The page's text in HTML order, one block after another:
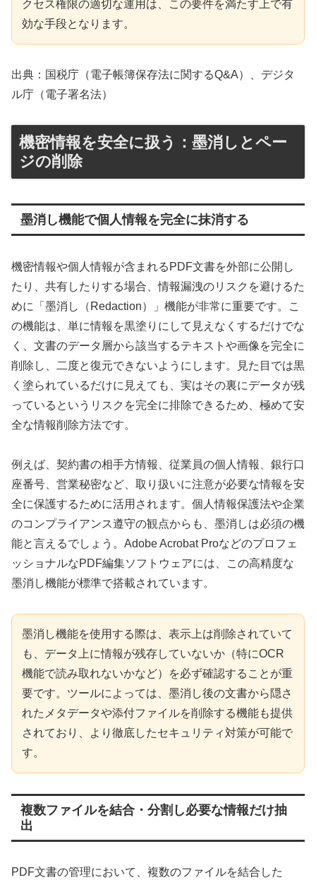
クセス権限の適切な運用は、この要件を満たす上で有
効な手段となります。
出典：国税庁（電子帳簿保存法に関するQ&A）、デジタ
ル庁（電子署名法）
機密情報を安全に扱う：墨消しとペー
ジの削除
墨消し機能で個人情報を完全に抹消する
機密情報や個人情報が含まれるPDF文書を外部に公開し
たり、共有したりする場合、情報漏洩のリスクを避けるた
めに「墨消し（Redaction）」機能が非常に重要です。こ
の機能は、単に情報を黒塗りにして見えなくするだけでな
く、文書のデータ層から該当するテキストや画像を完全に
削除し、二度と復元できないようにします。見た目では黒
く塗られているだけに見えても、実はその裏にデータが残
っているというリスクを完全に排除できるため、極めて安
全な情報削除方法です。
例えば、契約書の相手方情報、従業員の個人情報、銀行口
座番号、営業秘密など、取り扱いに注意が必要な情報を安
全に保護するために活用されます。個人情報保護法や企業
のコンプライアンス遵守の観点からも、墨消しは必須の機
能と言えるでしょう。Adobe Acrobat Proなどのプロフェ
ッショナルなPDF編集ソフトウェアには、この高精度な
墨消し機能が標準で搭載されています。
墨消し機能を使用する際は、表示上は削除されていて
も、データ上に情報が残存していないか（特にOCR
機能で読み取れないかなど）を必ず確認することが重
要です。ツールによっては、墨消し後の文書から隠さ
れたメタデータや添付ファイルを削除する機能も提供
されており、より徹底したセキュリティ対策が可能で
す。
複数ファイルを結合・分割し必要な情報だけ抽
出
PDF文書の管理において、複数のファイルを結合した